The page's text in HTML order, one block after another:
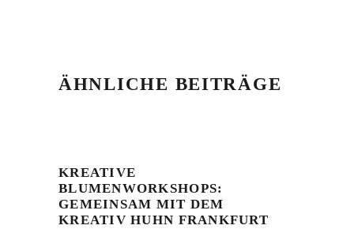
ÄHNLICHE BEITRÄGE
KREATIVE
BLUMENWORKSHOPS:
GEMEINSAM MIT DEM
KREATIV HUHN FRANKFURT